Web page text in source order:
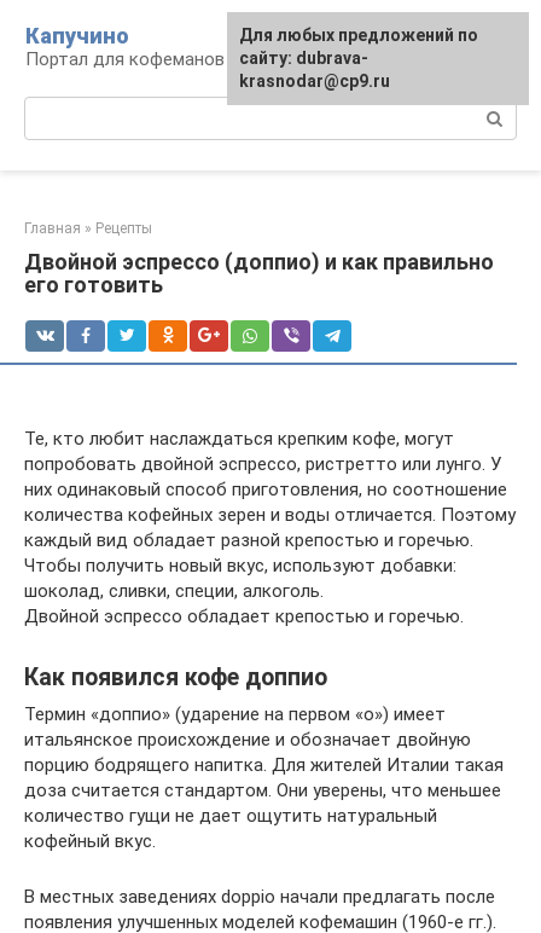
контенту
Капучино
Портал для кофеманов
Главная » Рецепты
Двойной эспрессо (доппио) и как правильно
его готовить
Те, кто любит наслаждаться крепким кофе, могут
попробовать двойной эспрессо, ристретто или лунго. У
них одинаковый способ приготовления, но соотношение
количества кофейных зерен и воды отличается. Поэтому
каждый вид обладает разной крепостью и горечью.
Чтобы получить новый вкус, используют добавки:
шоколад, сливки, специи, алкоголь.
Двойной эспрессо обладает крепостью и горечью.
Как появился кофе доппио
Термин «доппио» (ударение на первом «о») имеет
итальянское происхождение и обозначает двойную
порцию бодрящего напитка. Для жителей Италии такая
доза считается стандартом. Они уверены, что меньшее
количество гущи не дает ощутить натуральный
кофейный вкус.
В местных заведениях doppio начали предлагать после
появления улучшенных моделей кофемашин (1960-е гг.).
Для любых предложений по
сайту: dubrava-
krasnodar@cp9.ru